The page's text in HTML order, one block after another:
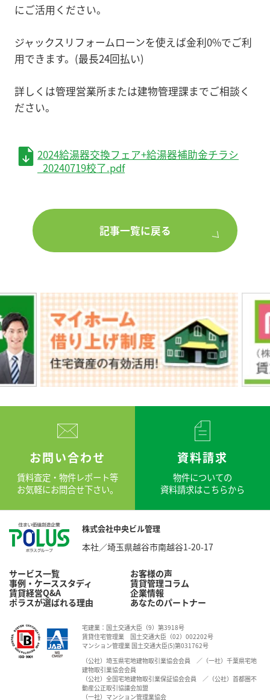
にご活用ください。
ジャックスリフォームローンを使えば金利0%でご利
用できます。(最長24回払い)
詳しくは管理営業所または建物管理課までご相談く
ださい。
2024給湯器交換フェア+給湯器補助金チラシ
_20240719校了.pdf
記事一覧に戻る
お問い合わせ
賃料査定・物件レポート等
お気軽にお問合せ下さい。
資料請求
物件についての
資料請求はこちらから
株式会社中央ビル管理
本社／埼玉県越谷市南越谷1-20-17
サービス一覧
事例・ケーススタディ
賃貸経営Q&A
ポラスが選ばれる理由
お客様の声
賃貸管理コラム
企業情報
あなたのパートナー
宅建業：国土交通大臣（9）第3918号
賃貸住宅管理業 国土交通大臣（02）002202号
マンション管理業 国土交通大臣(5)第031762号
（公社）埼玉県宅地建物取引業協会会員 ／（一社）千葉県宅地
建物取引業協会会員
（公社）全国宅地建物取引業保証協会会員 ／（公社）首都圏不
動産公正取引協議会加盟
（一社）マンション管理業協会